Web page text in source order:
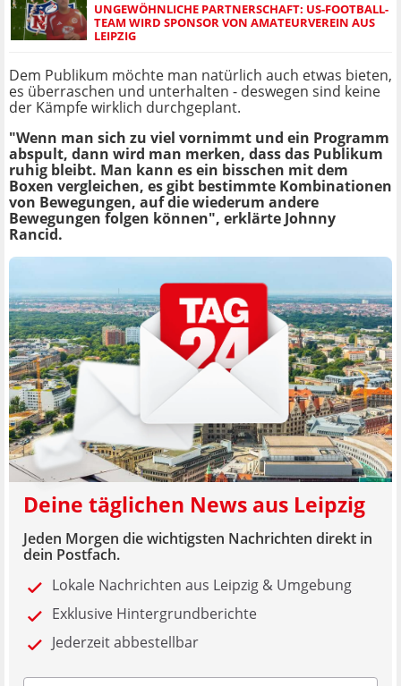
UNGEWÖHNLICHE PARTNERSCHAFT: US-FOOTBALL-
TEAM WIRD SPONSOR VON AMATEURVEREIN AUS
LEIPZIG
Dem Publikum möchte man natürlich auch etwas bieten,
es überraschen und unterhalten - deswegen sind keine
der Kämpfe wirklich durchgeplant.
"Wenn man sich zu viel vornimmt und ein Programm
abspult, dann wird man merken, dass das Publikum
ruhig bleibt. Man kann es ein bisschen mit dem
Boxen vergleichen, es gibt bestimmte Kombinationen
von Bewegungen, auf die wiederum andere
Bewegungen folgen können", erklärte Johnny
Rancid.
Deine täglichen News aus Leipzig
Jeden Morgen die wichtigsten Nachrichten direkt in
dein Postfach.
Lokale Nachrichten aus Leipzig & Umgebung
Exklusive Hintergrundberichte
Jederzeit abbestellbar